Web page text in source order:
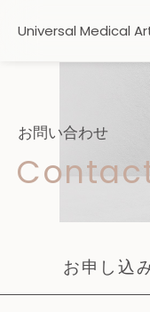
Universal Medical
お問い合わせ
お申し込